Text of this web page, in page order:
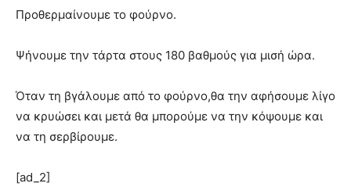
Προθερμαίνουμε το φούρνο.
Ψήνουμε την τάρτα στους 180 βαθμούς για μισή ώρα.
Όταν τη βγάλουμε από το φούρνο,θα την αφήσουμε λίγο
να κρυώσει και μετά θα μπορούμε να την κόψουμε και
να τη σερβίρουμε.
[ad_2]